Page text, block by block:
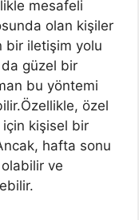
mesafeli
olan kişiler
bir iletişim yolu
güzel bir
bu yöntemi
özel
kişisel bir
hafta sonu
ve